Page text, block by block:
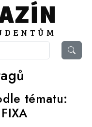
tématu: